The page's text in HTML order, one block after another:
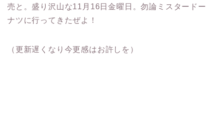
売と。盛り沢山な11月16日金曜日。勿論ミスタードー
ナツに行ってきたぜよ！
（更新遅くなり今更感はお許しを）